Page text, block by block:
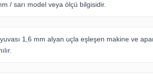
/ sarı model veya ölçü bilgisidir.
1,6 mm alyan uçla eşleşen makine ve